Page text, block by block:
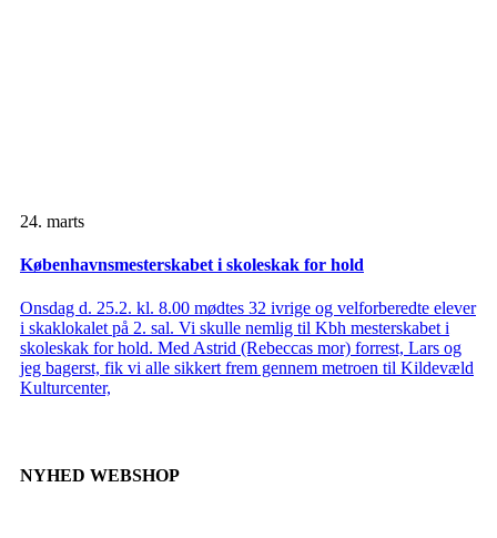
24. marts
Københavnsmesterskabet i skoleskak for hold
Onsdag d. 25.2. kl. 8.00 mødtes 32 ivrige og velforberedte elever
i skaklokalet på 2. sal. Vi skulle nemlig til Kbh mesterskabet i
skoleskak for hold. Med Astrid (Rebeccas mor) forrest, Lars og
jeg bagerst, fik vi alle sikkert frem gennem metroen til Kildevæld
Kulturcenter,
NYHED WEBSHOP